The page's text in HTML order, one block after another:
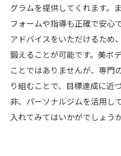
グラムを提供してくれます。
フォームや指導も正確で安心
アドバイスをいただけるため
鍛えることが可能です。美ボ
ことではありませんが、専門
り組むことで、目標達成に近
非、パーソナルジムを活用し
入れてみてはいかがでしょうか